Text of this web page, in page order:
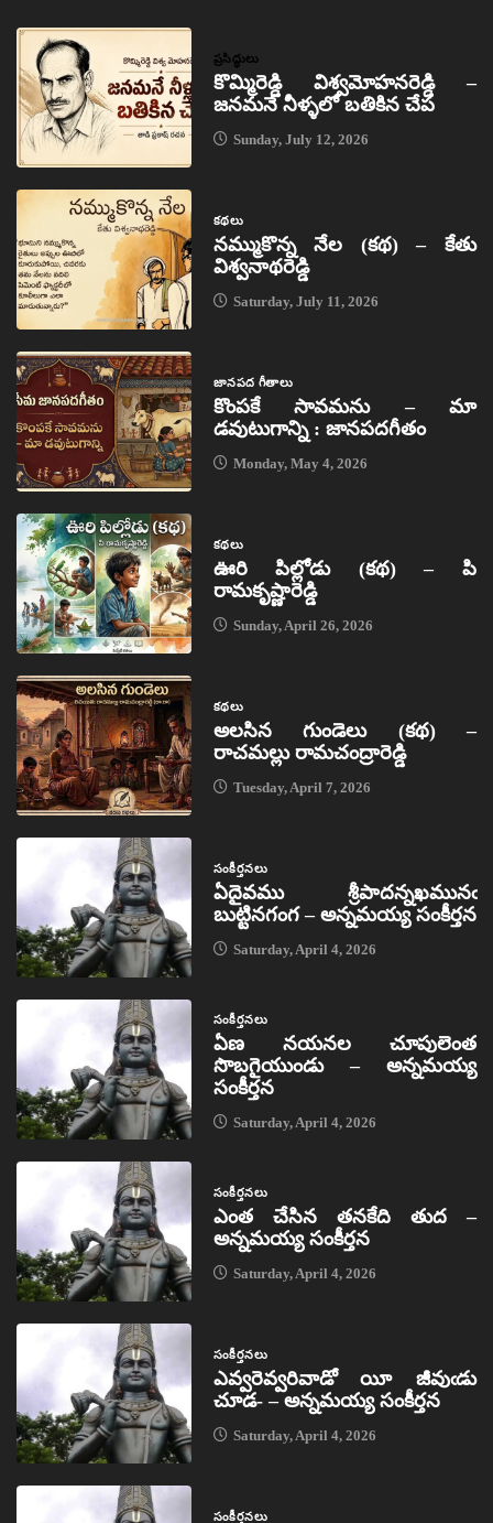
ప్రసిద్ధులు
కొమ్మిరెడ్డి విశ్వమోహనరెడ్డి –
జనమనే నీళ్ళలో బతికిన చేప
Sunday, July 12, 2026
కథలు
నమ్ముకొన్న నేల (కథ) – కేతు
విశ్వనాథరెడ్డి
Saturday, July 11, 2026
జానపద గీతాలు
కొంపకే సావమను – మా
డవుటుగాన్ని : జానపదగీతం
Monday, May 4, 2026
కథలు
ఊరి పిల్లోడు (కథ) – పి
రామకృష్ణారెడ్డి
Sunday, April 26, 2026
కథలు
అలసిన గుండెలు (కథ) –
రాచమల్లు రామచంద్రారెడ్డి
Tuesday, April 7, 2026
సంకీర్తనలు
ఏదైవము శ్రీపాదన్నఖమునఁ
బుట్టినగంగ – అన్నమయ్య సంకీర్తన
Saturday, April 4, 2026
సంకీర్తనలు
ఏణ నయనల చూపులెంత
సొబగైయుండు – అన్నమయ్య
సంకీర్తన
Saturday, April 4, 2026
సంకీర్తనలు
ఎంత చేసిన తనకేది తుద –
అన్నమయ్య సంకీర్తన
Saturday, April 4, 2026
సంకీర్తనలు
ఎవ్వరెవ్వరివాడో యీ జీవుఁడు
చూడ- – అన్నమయ్య సంకీర్తన
Saturday, April 4, 2026
సంకీర్తనలు